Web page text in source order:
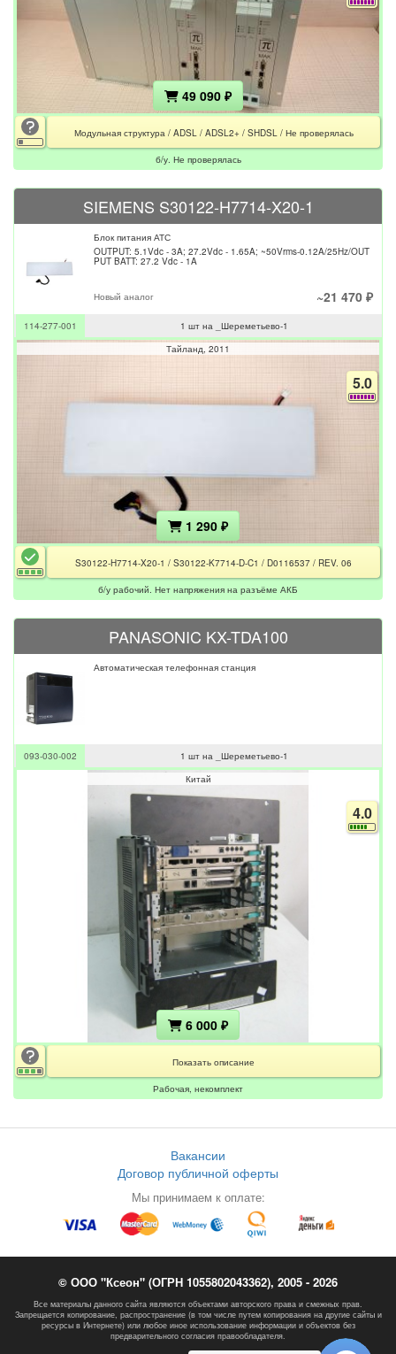
49 090 ₽
Модульная структура / ADSL / ADSL2+ / SHDSL / Не проверялась
б/у. Не проверялась
SIEMENS S30122-H7714-X20-1
Блок питания АТС
OUTPUT: 5.1Vdc - 3A; 27.2Vdc - 1.65A; ~50Vrms-0.12A/25Hz/OUT
PUT BATT: 27.2 Vdc - 1A
Новый аналог ~21 470 ₽
114-277-001
1 шт на _Шереметьево-1
Тайланд 2011
5.0
1 290 ₽
S30122-H7714-X20-1 / S30122-K7714-D-C1 / D0116537 / REV. 06
б/у рабочий. Нет напряжения на разъёме АКБ
PANASONIC KX-TDA100
Автоматическая телефонная станция
093-030-002
1 шт на _Шереметьево-1
Китай
4.0
6 000 ₽
Показать описание
Рабочая, некомплект
Вакансии
Договор публичной оферты
Мы принимаем к оплате:
© ООО "Ксеон" (ОГРН 1055802043362), 2005 - 2026
Все материалы данного сайта являются объектами авторского права и смежных прав.
Запрещается копирование, распространение (в том числе путем копирования на другие сайты и
ресурсы в Интернете) или любое иное использование информации и объектов без
предварительного согласия правообладателя.